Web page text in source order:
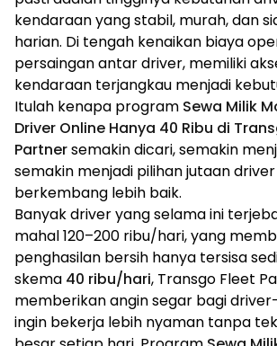
kendaraan yang stabil, murah, dan
harian. Di tengah kenaikan biaya
persaingan antar driver, memiliki
kendaraan terjangkau menjadi
Itulah kenapa program Sewa Milik
Driver Online Hanya 40 Ribu di
Partnersemakin dicari, semakin
semakin menjadi pilihan jutaan
berkembang lebih baik.
Banyak driver yang selama ini
mahal 120–200 ribu/hari, yang
penghasilan bersih hanya tersisa
skema 40 ribu/hari, Transgo Fleet
memberikan angin segar bagi
ingin bekerja lebih nyaman tanpa